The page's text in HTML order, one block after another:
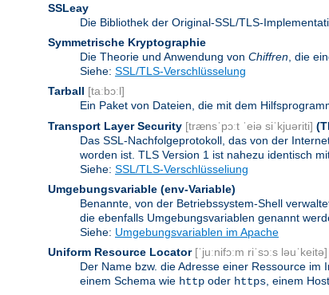
SSLeay
Die Bibliothek der Original-SSL/TLS-
Symmetrische Kryptographie
Die Theorie und Anwendung von Chiffren , die
Siehe: SSL/TLS-Verschlüsselung
Tarball [taːbɔːl]
Ein Paket von Dateien, die mit dem
Transport Layer Security [trænsˈpɔːt ˈeiə siˈkjuəriti]
Das SSL-Nachfolgeprotokoll, das von der
worden ist. TLS Version 1 ist nahezu identisch
Siehe: SSL/TLS-Verschlüsseliung
Umgebungsvariable (env-Variable)
Benannte, von der Betriebssystem-Shell
die ebenfalls Umgebungsvariablen genannt
Siehe: Umgebungsvariablen im Apache
Uniform Resource Locator [ˈjuːnifɔːm riˈsɔːs ləuˈkeitə]
Der Name bzw. die Adresse einer Ressource
einem Schema wie http oder https , einem